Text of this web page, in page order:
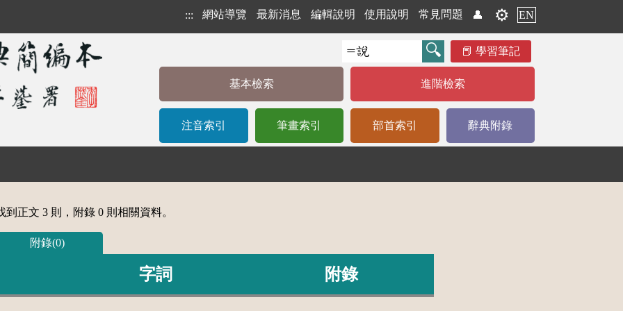
::: 網站導覽 最新消息 編輯說明 使用說明 常見問題 👤 ⚙️ EN
學習筆記
基本檢索 進階檢索
注音索引 筆畫索引 部首索引 辭典附錄
到正文 3 則，附錄 0 則相關資料。
附錄(0)
字詞 附錄